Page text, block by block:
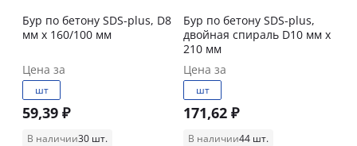
Бур по бетону SDS-plus, D8
мм x 160/100 мм
Цена за
шт
59,39 ₽
В наличии30 шт.
Бур по бетону SDS-plus,
двойная спираль D10 мм x
210 мм
Цена за
шт
171,62 ₽
В наличии44 шт.